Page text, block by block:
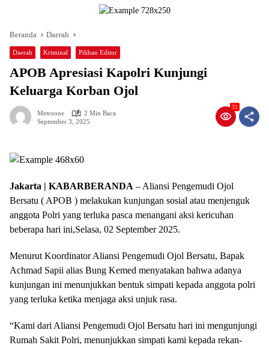
Beranda Daerah
Daerah Kriminal Pilihan Editor
APOB Apresiasi Kapolri Kunjungi
Keluarga Korban Ojol
Metroone
2 Min Baca
September 3, 2025
31
Jakarta | KABARBERANDA – Aliansi Pengemudi Ojol
Bersatu ( APOB ) melakukan kunjungan sosial atau menjenguk
anggota Polri yang terluka pasca menangani aksi kericuhan
beberapa hari ini,Selasa, 02 September 2025.
Menurut Koordinator Aliansi Pengemudi Ojol Bersatu, Bapak
Achmad Sapii alias Bung Kemed menyatakan bahwa adanya
kunjungan ini menunjukkan bentuk simpati kepada anggota polri
yang terluka ketika menjaga aksi unjuk rasa.
“Kami dari Aliansi Pengemudi Ojol Bersatu hari ini mengunjungi
Rumah Sakit Polri, menunjukkan simpati kami kepada rekan-